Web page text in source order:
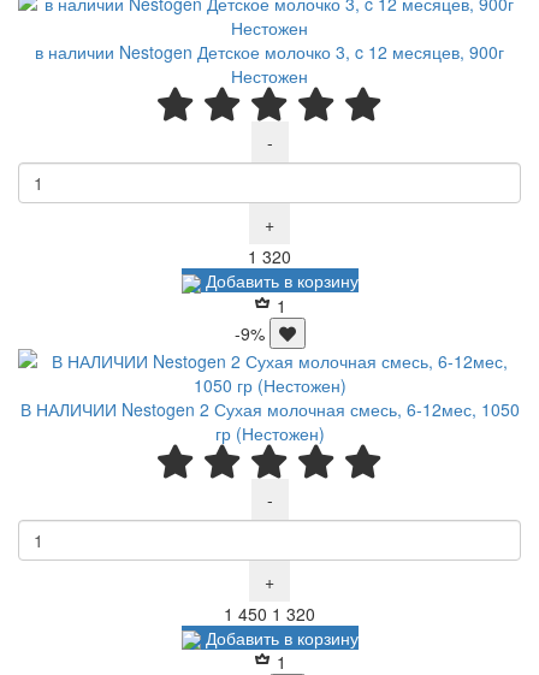
в наличии Nestogen Детское молочко 3, c 12 месяцев, 900г
Нестожен
-
+
1 320
Добавить в корзину
1
-9%
В НАЛИЧИИ Nestogen 2 Сухая молочная смесь, 6-12мес, 1050
гр (Нестожен)
-
+
1 450 Р1 320
Добавить в корзину
1